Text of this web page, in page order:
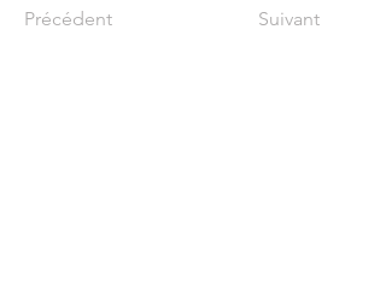
Précédent Suivant